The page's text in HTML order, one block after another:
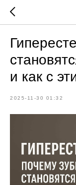
и как с
2025-11-30 01:32